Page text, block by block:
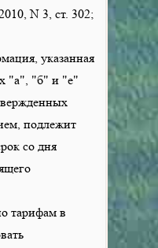
N 3, ст. 302;
указанная
"а", "б" и "е"
подлежит
со дня
тарифам в